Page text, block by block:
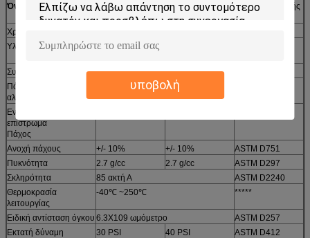
υποβολή
Όνομα προϊόντων
360CU-T2 TIRTM 380-$CU-T2
TIRTM
Μέθοδος δοκιμής
Χρώμα
Υλικό
Νανο επίστρωμα άνθρακα χαλκού
Συνολικό πάχος 0,060 χιλ. 0,080 χιλ.
Πάχος φύλλων
αλουμινίου χαλκού
0,030 χιλ. 0,050 χιλ.
Ενιαίος-πλαισιωμένο
επίστρωμα
Πάχος
Ανοχή πάχους +/- 10% +/- 10%
ASTM D751
Πυκνότητα
2.7 g/cc 2.7 g/cc
ASTM D297
Σκληρότητα
85 ακτή Α
ASTM D2240
Θερμοκρασία
λειτουργίας
-40℃ ~250℃ *****
Ειδική αντίσταση όγκου 6.3X109 ωμόμετρο
ASTM D257
Εκτατή δύναμη
30 PSI 40 PSI
ASTM D412